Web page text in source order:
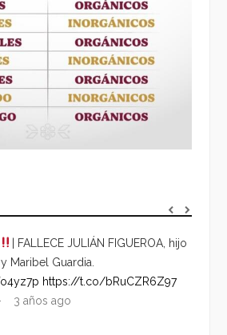
| FALLECE JULIÁN FIGUEROA, hijo
Maribel Guardia.
https://t.co/bRuCZR6Z97
3 años ago